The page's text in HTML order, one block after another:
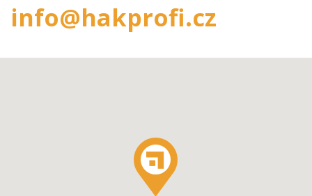
info@hakprofi.cz